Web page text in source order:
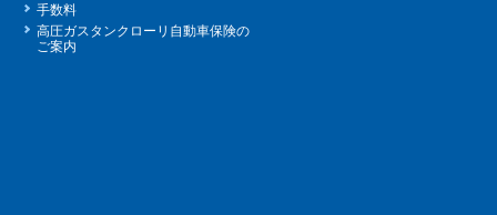
手数料
高圧ガスタンクローリ自動車保険の
ご案内